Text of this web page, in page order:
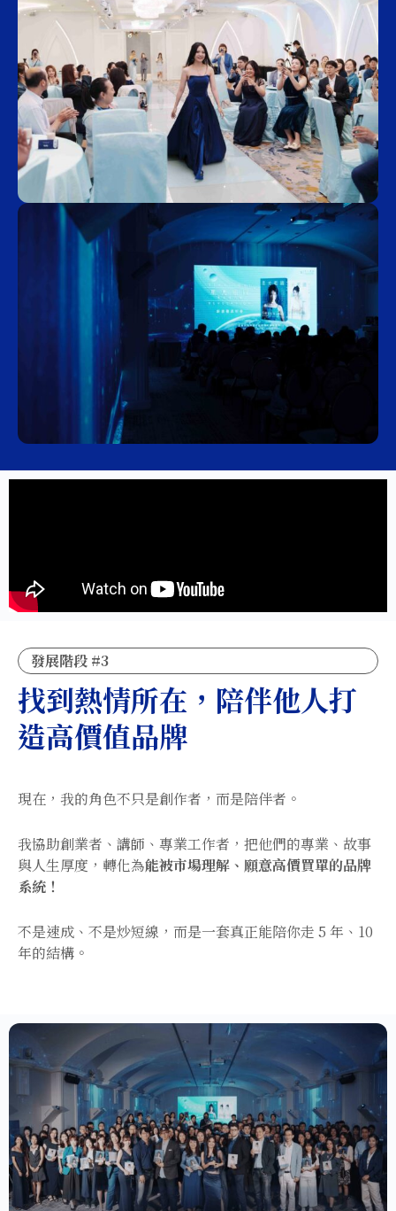
發展階段 #3
找到熱情所在，陪伴他人打
造高價值品牌
現在，我的角色不只是創作者，而是陪伴者。
我協助創業者、講師、專業工作者，把他們的專業、故事
與人生厚度，轉化為能被市場理解、願意高價買單的品牌
系統！
不是速成、不是炒短線，而是一套真正能陪你走 5 年、10
年的結構。